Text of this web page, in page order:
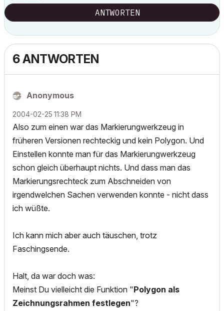
ANTWORTEN
6 ANTWORTEN
Anonymous
‎2004-02-25 11:38 PM
Also zum einen war das Markierungwerkzeug in
früheren Versionen rechteckig und kein Polygon. Und
Einstellen konnte man für das Markierungwerkzeug
schon gleich überhaupt nichts. Und dass man das
Markierungsrechteck zum Abschneiden von
irgendwelchen Sachen verwenden konnte - nicht dass
ich wüßte.
Ich kann mich aber auch täuschen, trotz
Faschingsende.
Halt, da war doch was:
Meinst Du vielleicht die Funktion "Polygon als
Zeichnungsrahmen festlegen"?